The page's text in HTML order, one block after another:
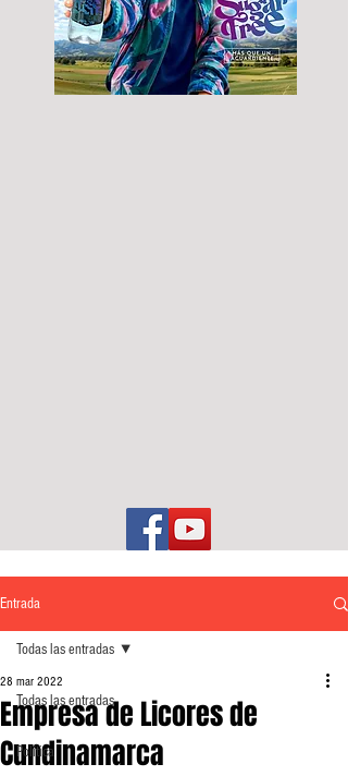
Entrada
Todas las entradas
Política
Todas las entradas
Empresa de Licores de
Cundinamarca
28 mar 2022